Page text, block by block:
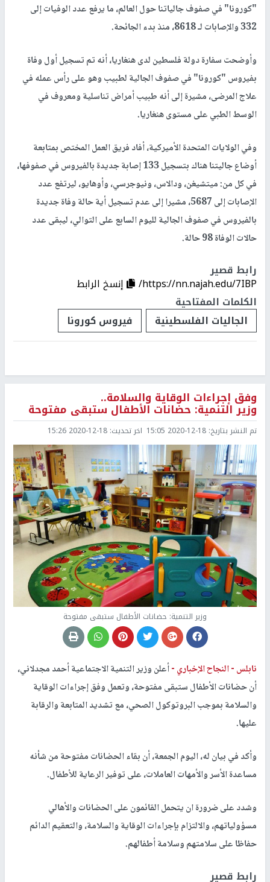
"كورونا" في صفوف جالياتنا حول العالم، ما يرفع عدد الوفيات إلى
332 والإصابات لـ 8618، منذ بدء الجائحة.
وأوضحت سفارة دولة فلسطين لدى هنغاريا، أنه تم تسجيل أول وفاة
بفيروس "كورونا" في صفوف الجالية لطبيب وهو على رأس عمله في
علاج المرضى، مشيرة إلى أنه طبيب أمراض تناسلية ومعروف في
الوسط الطبي على مستوى هنغاريا.
وفي الولايات المتحدة الأميركية، أفاد فريق العمل المختص بمتابعة
أوضاع جاليتنا هناك بتسجيل 133 إصابة جديدة بالفيروس في صفوفها،
في كل من: ميتشيغن، ودالاس، ونيوجرسي، وأوهايو، ليرتفع عدد
الإصابات إلى 5687، مشيرا إلى عدم تسجيل أية حالة وفاة جديدة
بالفيروس في صفوف الجالية لليوم السابع على التوالي، ليبقى عدد
حالات الوفاة 98 حالة.
رابط قصير
https://nn.najah.edu/7IBP/
إنسخ الرابط
الكلمات المفتاحية
الجاليات الفلسطينية
فيروس كورونا
وفق إجراءات الوقاية والسلامة..
وزير التنمية: حضانات الأطفال ستبقى مفتوحة
تم النشر بتاريخ: 2020-12-18 15:05 اخر تحديث: 2020-12-18 15:26
وزير التنمية: حضانات الأطفال ستبقى مفتوحة
نابلس -النجاح الإخباري -أعلن وزير التنمية الاجتماعية أحمد مجدلاني،
أن حضانات الأطفال ستبقى مفتوحة، وتعمل وفق إجراءات الوقاية
والسلامة بموجب البروتوكول الصحي، مع تشديد المتابعة والرقابة
عليها.
وأكد في بيان له، اليوم الجمعة، أن بقاء الحضانات مفتوحة من شأنه
مساعدة الأسر والأمهات العاملات، على توفير الرعاية للأطفال.
وشدد على ضرورة ان يتحمل القائمون على الحضانات والأهالي
مسؤولياتهم، والالتزام بإجراءات الوقاية والسلامة، والتعقيم الدائم
حفاظا على سلامتهم وسلامة أطفالهم.
رابط قصير